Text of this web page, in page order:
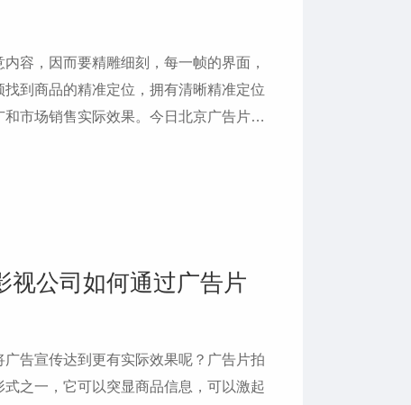
容，因而要精雕细刻，每一帧的界面，
到商品的精准定位，拥有清晰精准定位
市场销售实际效果。今日北京广告片小
视公司如何通过广告片
告宣传达到更有实际效果呢？广告片拍
之一，它可以突显商品信息，可以激起